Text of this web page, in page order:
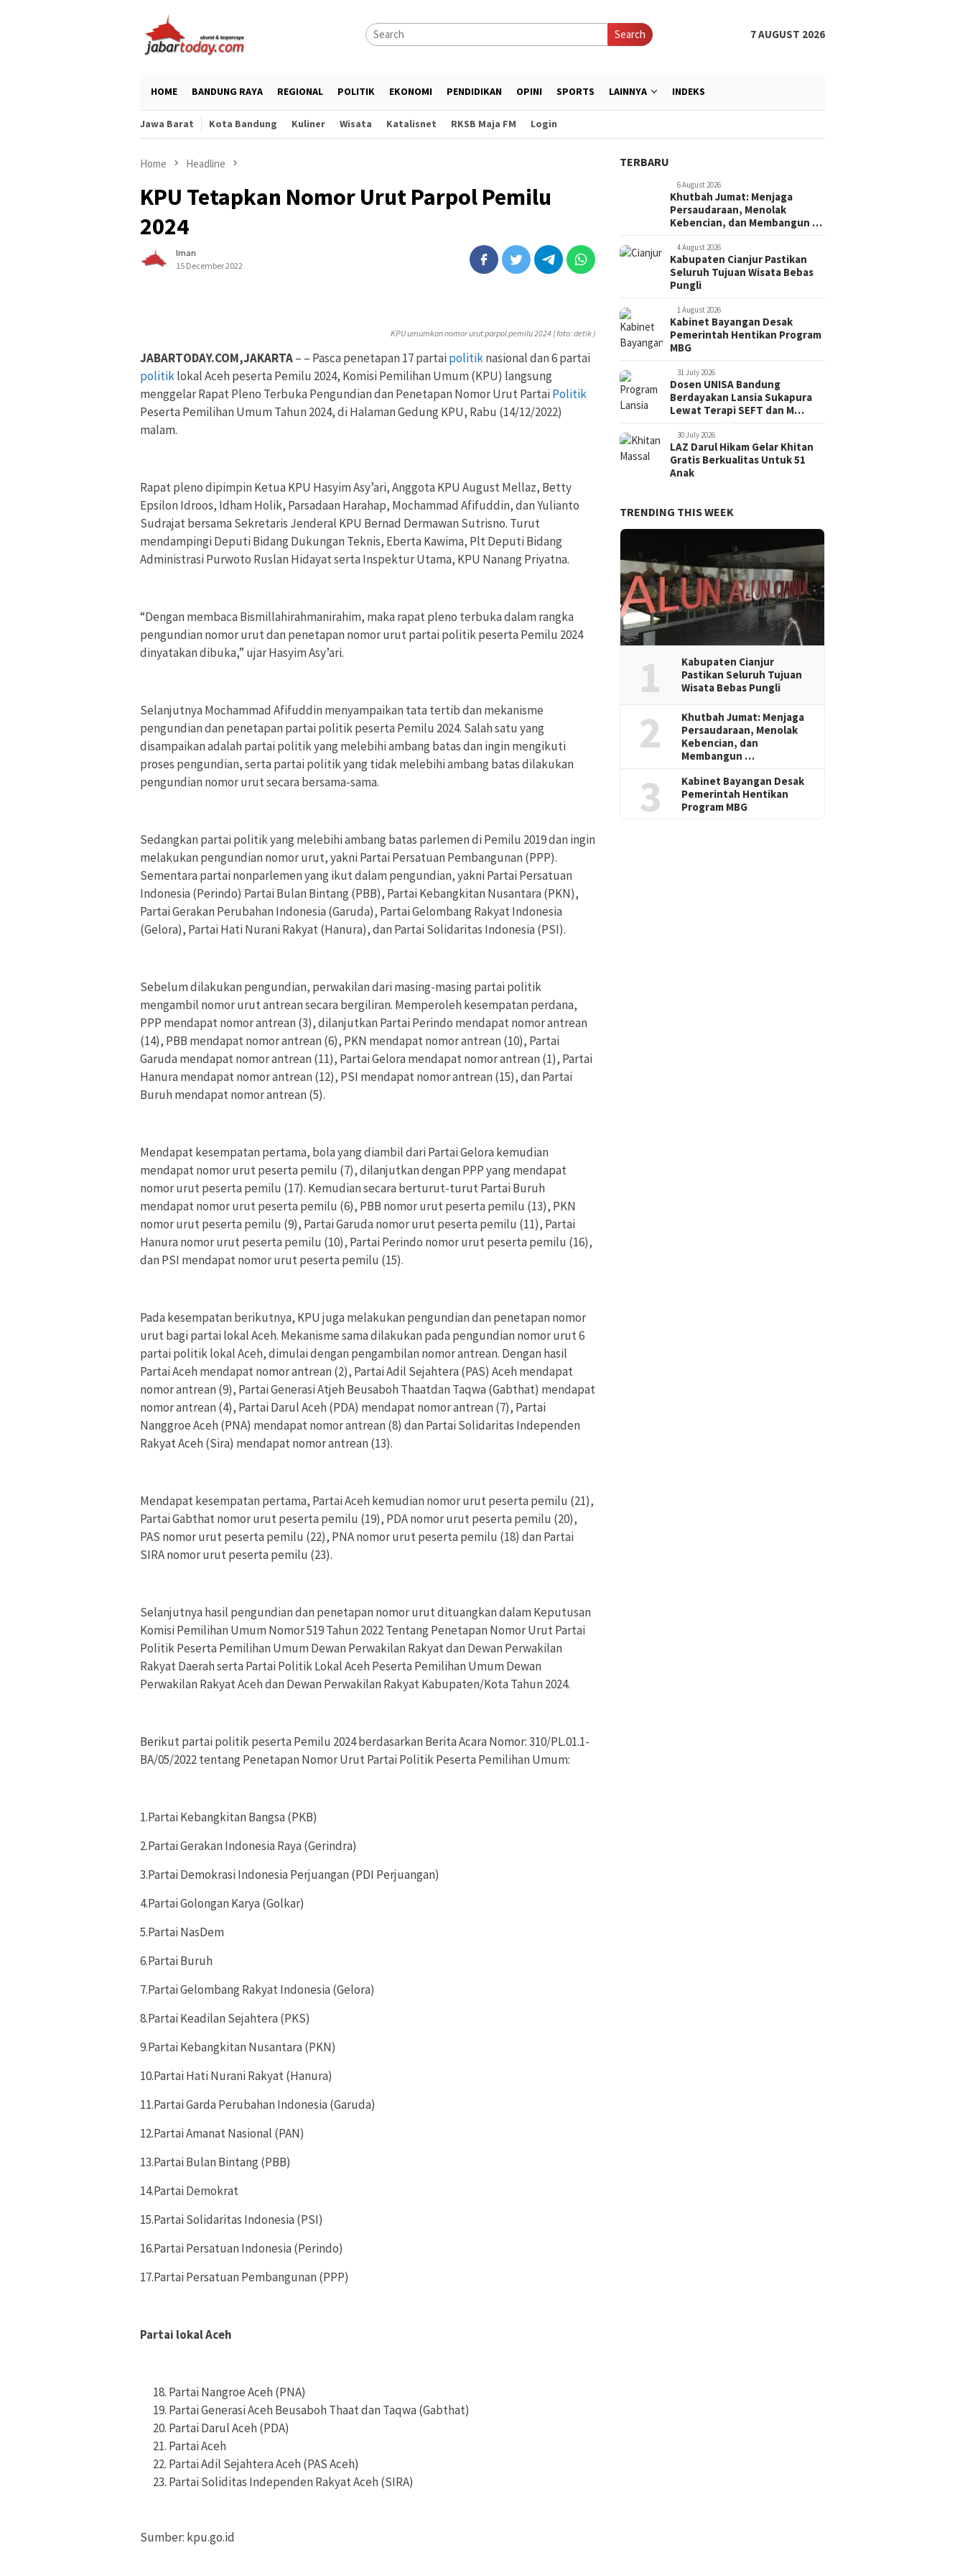
Search 7 AUGUST 2026
HOME BANDUNG RAYA REGIONAL POLITIK EKONOMI PENDIDIKAN OPINI SPORTS LAINNYA INDEKS
Jawa Barat Kota Bandung Kuliner Wisata Katalisnet RKSB Maja FM Login
Home Headline
KPU Tetapkan Nomor Urut Parpol Pemilu
2024
Iman
15 December 2022
KPU umumkan nomor urut parpol pemilu 2024 ( foto: detik )
JABARTODAY.COM,JAKARTA– – Pasca penetapan 17 partaipolitiknasional dan 6 partai
politiklokal Aceh peserta Pemilu 2024, Komisi Pemilihan Umum (KPU) langsung
menggelar Rapat Pleno Terbuka Pengundian dan Penetapan Nomor Urut PartaiPolitik
Peserta Pemilihan Umum Tahun 2024, di Halaman Gedung KPU, Rabu (14/12/2022)
malam.
Rapat pleno dipimpin Ketua KPU Hasyim Asy’ari, Anggota KPU August Mellaz, Betty
Epsilon Idroos, Idham Holik, Parsadaan Harahap, Mochammad Afifuddin, dan Yulianto
Sudrajat bersama Sekretaris Jenderal KPU Bernad Dermawan Sutrisno. Turut
mendampingi Deputi Bidang Dukungan Teknis, Eberta Kawima, Plt Deputi Bidang
Administrasi Purwoto Ruslan Hidayat serta Inspektur Utama, KPU Nanang Priyatna.
“Dengan membaca Bismillahirahmanirahim, maka rapat pleno terbuka dalam rangka
pengundian nomor urut dan penetapan nomor urut partai politik peserta Pemilu 2024
dinyatakan dibuka,” ujar Hasyim Asy’ari.
Selanjutnya Mochammad Afifuddin menyampaikan tata tertib dan mekanisme
pengundian dan penetapan partai politik peserta Pemilu 2024. Salah satu yang
disampaikan adalah partai politik yang melebihi ambang batas dan ingin mengikuti
proses pengundian, serta partai politik yang tidak melebihi ambang batas dilakukan
pengundian nomor urut secara bersama-sama.
Sedangkan partai politik yang melebihi ambang batas parlemen di Pemilu 2019 dan ingin
melakukan pengundian nomor urut, yakni Partai Persatuan Pembangunan (PPP).
Sementara partai nonparlemen yang ikut dalam pengundian, yakni Partai Persatuan
Indonesia (Perindo) Partai Bulan Bintang (PBB), Partai Kebangkitan Nusantara (PKN),
Partai Gerakan Perubahan Indonesia (Garuda), Partai Gelombang Rakyat Indonesia
(Gelora), Partai Hati Nurani Rakyat (Hanura), dan Partai Solidaritas Indonesia (PSI).
Sebelum dilakukan pengundian, perwakilan dari masing-masing partai politik
mengambil nomor urut antrean secara bergiliran. Memperoleh kesempatan perdana,
PPP mendapat nomor antrean (3), dilanjutkan Partai Perindo mendapat nomor antrean
(14), PBB mendapat nomor antrean (6), PKN mendapat nomor antrean (10), Partai
Garuda mendapat nomor antrean (11), Partai Gelora mendapat nomor antrean (1), Partai
Hanura mendapat nomor antrean (12), PSI mendapat nomor antrean (15), dan Partai
Buruh mendapat nomor antrean (5).
Mendapat kesempatan pertama, bola yang diambil dari Partai Gelora kemudian
mendapat nomor urut peserta pemilu (7), dilanjutkan dengan PPP yang mendapat
nomor urut peserta pemilu (17). Kemudian secara berturut-turut Partai Buruh
mendapat nomor urut peserta pemilu (6), PBB nomor urut peserta pemilu (13), PKN
nomor urut peserta pemilu (9), Partai Garuda nomor urut peserta pemilu (11), Partai
Hanura nomor urut peserta pemilu (10), Partai Perindo nomor urut peserta pemilu (16),
dan PSI mendapat nomor urut peserta pemilu (15).
Pada kesempatan berikutnya, KPU juga melakukan pengundian dan penetapan nomor
urut bagi partai lokal Aceh. Mekanisme sama dilakukan pada pengundian nomor urut 6
partai politik lokal Aceh, dimulai dengan pengambilan nomor antrean. Dengan hasil
Partai Aceh mendapat nomor antrean (2), Partai Adil Sejahtera (PAS) Aceh mendapat
nomor antrean (9), Partai Generasi Atjeh Beusaboh Thaatdan Taqwa (Gabthat) mendapat
nomor antrean (4), Partai Darul Aceh (PDA) mendapat nomor antrean (7), Partai
Nanggroe Aceh (PNA) mendapat nomor antrean (8) dan Partai Solidaritas Independen
Rakyat Aceh (Sira) mendapat nomor antrean (13).
Mendapat kesempatan pertama, Partai Aceh kemudian nomor urut peserta pemilu (21),
Partai Gabthat nomor urut peserta pemilu (19), PDA nomor urut peserta pemilu (20),
PAS nomor urut peserta pemilu (22), PNA nomor urut peserta pemilu (18) dan Partai
SIRA nomor urut peserta pemilu (23).
Selanjutnya hasil pengundian dan penetapan nomor urut dituangkan dalam Keputusan
Komisi Pemilihan Umum Nomor 519 Tahun 2022 Tentang Penetapan Nomor Urut Partai
Politik Peserta Pemilihan Umum Dewan Perwakilan Rakyat dan Dewan Perwakilan
Rakyat Daerah serta Partai Politik Lokal Aceh Peserta Pemilihan Umum Dewan
Perwakilan Rakyat Aceh dan Dewan Perwakilan Rakyat Kabupaten/Kota Tahun 2024.
Berikut partai politik peserta Pemilu 2024 berdasarkan Berita Acara Nomor: 310/PL.01.1-
BA/05/2022 tentang Penetapan Nomor Urut Partai Politik Peserta Pemilihan Umum:
1.Partai Kebangkitan Bangsa (PKB)
2.Partai Gerakan Indonesia Raya (Gerindra)
3.Partai Demokrasi Indonesia Perjuangan (PDI Perjuangan)
4.Partai Golongan Karya (Golkar)
5.Partai NasDem
6.Partai Buruh
7.Partai Gelombang Rakyat Indonesia (Gelora)
8.Partai Keadilan Sejahtera (PKS)
9.Partai Kebangkitan Nusantara (PKN)
10.Partai Hati Nurani Rakyat (Hanura)
11.Partai Garda Perubahan Indonesia (Garuda)
12.Partai Amanat Nasional (PAN)
13.Partai Bulan Bintang (PBB)
14.Partai Demokrat
15.Partai Solidaritas Indonesia (PSI)
16.Partai Persatuan Indonesia (Perindo)
17.Partai Persatuan Pembangunan (PPP)
Partai lokal Aceh
Partai Nangroe Aceh (PNA)
Partai Generasi Aceh Beusaboh Thaat dan Taqwa (Gabthat)
Partai Darul Aceh (PDA)
Partai Aceh
Partai Adil Sejahtera Aceh (PAS Aceh)
Partai Soliditas Independen Rakyat Aceh (SIRA)
Sumber: kpu.go.id
TERBARU
6 August 2026
Khutbah Jumat: Menjaga
Persaudaraan, Menolak
Kebencian, dan Membangun …
4 August 2026
Kabupaten Cianjur Pastikan
Seluruh Tujuan Wisata Bebas
Pungli
1 August 2026
Kabinet Bayangan Desak
Pemerintah Hentikan Program
MBG
31 July 2026
Dosen UNISA Bandung
Berdayakan Lansia Sukapura
Lewat Terapi SEFT dan M…
30 July 2026
LAZ Darul Hikam Gelar Khitan
Gratis Berkualitas Untuk 51
Anak
TRENDING THIS WEEK
1
Kabupaten Cianjur
Pastikan Seluruh Tujuan
Wisata Bebas Pungli
2
Khutbah Jumat: Menjaga
Persaudaraan, Menolak
Kebencian, dan
Membangun …
3
Kabinet Bayangan Desak
Pemerintah Hentikan
Program MBG